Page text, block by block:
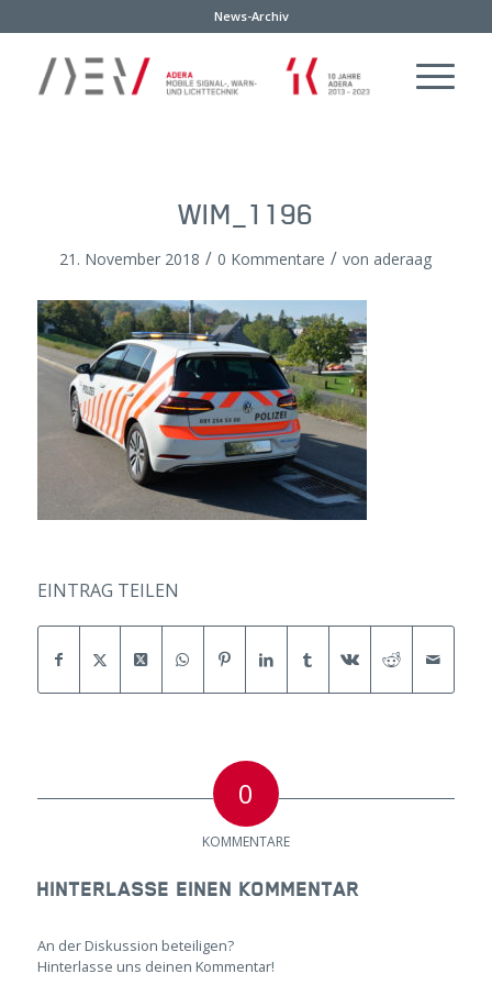
News-Archiv
WIM_1196
21. November 2018 / 0 Kommentare / von aderaag
EINTRAG TEILEN
0
KOMMENTARE
HINTERLASSE EINEN KOMMENTAR
An der Diskussion beteiligen?
Hinterlasse uns deinen Kommentar!